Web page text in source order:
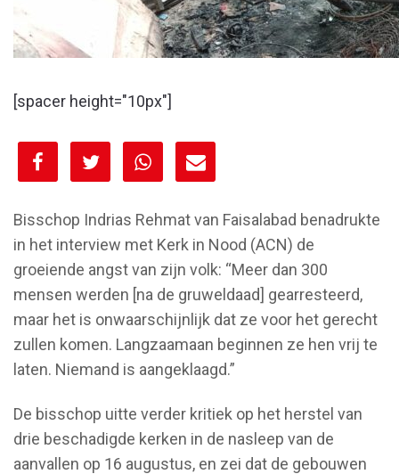
[spacer height="10px"]
[spacer height="10px"]
Bisschop Indrias Rehmat van Faisalabad benadrukte
in het interview met Kerk in Nood (ACN) de
groeiende angst van zijn volk: “Meer dan 300
mensen werden [na de gruweldaad] gearresteerd,
maar het is onwaarschijnlijk dat ze voor het gerecht
zullen komen. Langzaamaan beginnen ze hen vrij te
laten. Niemand is aangeklaagd.”
De bisschop uitte verder kritiek op het herstel van
drie beschadigde kerken in de nasleep van de
aanvallen op 16 augustus, en zei dat de gebouwen